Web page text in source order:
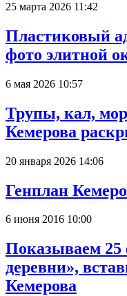
25 марта 2026 11:42
Пластиковый
фото элитной
6 мая 2026 10:57
Трупы, кал,
Кемерова
20 января 2026 14:06
Генплан
6 июня 2016 10:00
Показываем 25
деревни»,
Кемерова